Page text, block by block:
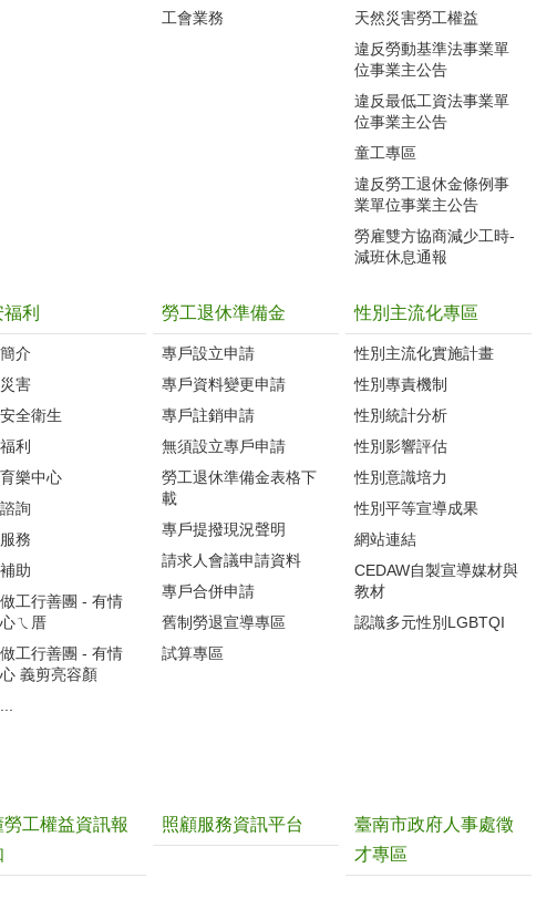
工會業務
天然災害勞工權益
違反勞動基準法事業單
位事業主公告
違反最低工資法事業單
位事業主公告
童工專區
違反勞工退休金條例事
業單位事業主公告
勞雇雙方協商減少工時-
減班休息通報
利
介
害
全衛生
利
樂中心
詢
務
助
工行善團 - 有情
ㄟ厝
工行善團 - 有情
義剪亮容顏
勞工退休準備金
專戶設立申請
專戶資料變更申請
專戶註銷申請
無須設立專戶申請
勞工退休準備金表格下
載
專戶提撥現況聲明
請求人會議申請資料
專戶合併申請
舊制勞退宣導專區
試算專區
性別主流化專區
性別主流化實施計畫
性別專責機制
性別統計分析
性別影響評估
性別意識培力
性別平等宣導成果
網站連結
CEDAW自製宣導媒材與
教材
認識多元性別LGBTQI
勞工權益資訊報
照顧服務資訊平台
臺南市政府人事處徵
才專區